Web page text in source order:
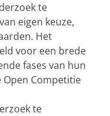
te
eigen keuze,
Het
voor een brede
fases van hun
Open Competitie
te